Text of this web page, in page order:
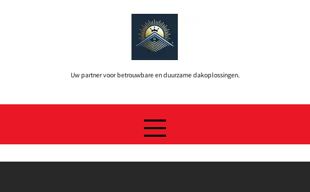
Uw partner voor betrouwbare en duurzame dakoplossingen.